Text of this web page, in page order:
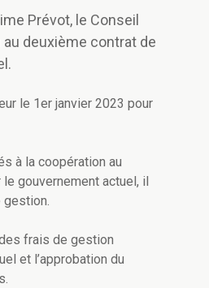
Prévot, le Conseil
deuxième contrat de
le 1er janvier 2023 pour
à la coopération au
gouvernement actuel, il
gestion.
frais de gestion
et l’approbation du